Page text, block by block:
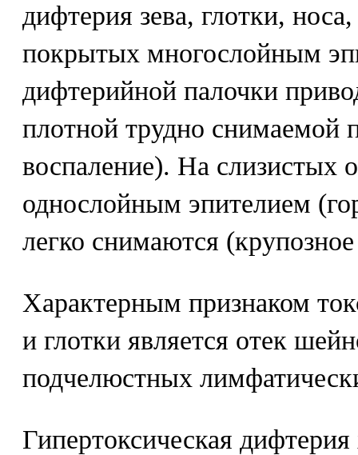
дифтерия зева, глотки,
покрытых многослойным
дифтерийной палочки
плотной трудно снимаемой
воспаление). На слизистых
однослойным эпителием
легко снимаются
Характерным признаком
и глотки является отек
подчелюстных
Гипертоксическая дифтерия